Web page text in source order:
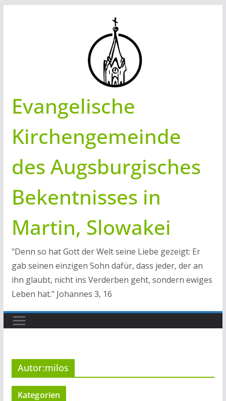
Evangelische
Kirchengemeinde
des Augsburgisches
Bekentnisses in
Martin, Slowakei
"Denn so hat Gott der Welt seine Liebe gezeigt: Er
gab seinen einzigen Sohn dafür, dass jeder, der an
ihn glaubt, nicht ins Verderben geht, sondern ewiges
Leben hat." Johannes 3, 16
Autor:milos
Kategorien